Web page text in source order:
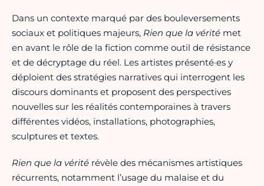
Dans un contexte marqué par des bouleversements
sociaux et politiques majeurs, Rien que la vérité met
en avant le rôle de la fiction comme outil de résistance
et de décryptage du réel. Les artistes présenté·es y
déploient des stratégies narratives qui interrogent les
discours dominants et proposent des perspectives
nouvelles sur les réalités contemporaines à travers
différentes vidéos, installations, photographies,
sculptures et textes.
Rien que la vérité révèle des mécanismes artistiques
récurrents, notamment l’usage du malaise et du